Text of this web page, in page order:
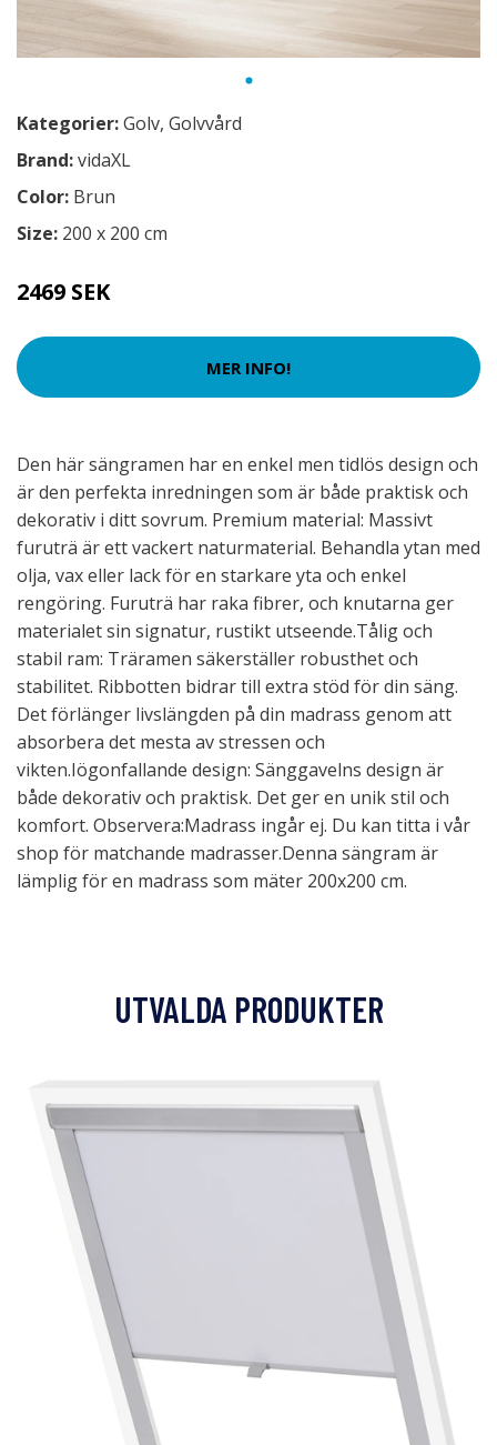
Kategorier:Golv, Golvvård
Brand:vidaXL
Color: Brun
Size: 200 x 200 cm
2469 SEK
MER INFO!
Den här sängramen har en enkel men tidlös design och
är den perfekta inredningen som är både praktisk och
dekorativ i ditt sovrum. Premium material: Massivt
furuträ är ett vackert naturmaterial. Behandla ytan med
olja, vax eller lack för en starkare yta och enkel
rengöring. Furuträ har raka fibrer, och knutarna ger
materialet sin signatur, rustikt utseende.Tålig och
stabil ram: Träramen säkerställer robusthet och
stabilitet. Ribbotten bidrar till extra stöd för din säng.
Det förlänger livslängden på din madrass genom att
absorbera det mesta av stressen och
vikten.Iögonfallande design: Sänggavelns design är
både dekorativ och praktisk. Det ger en unik stil och
komfort. Observera:Madrass ingår ej. Du kan titta i vår
shop för matchande madrasser.Denna sängram är
lämplig för en madrass som mäter 200x200 cm.
UTVALDA PRODUKTER